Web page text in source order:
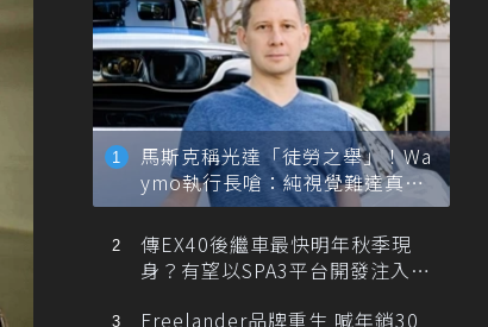
馬斯克稱光達「徒勞之舉」！Wa
ymo執行長嗆：純視覺難達真正
自動駕駛
傳EX40後繼車最快明年秋季現
身？有望以SPA3平台開發注入80
Freelander品牌重生 喊年銷30